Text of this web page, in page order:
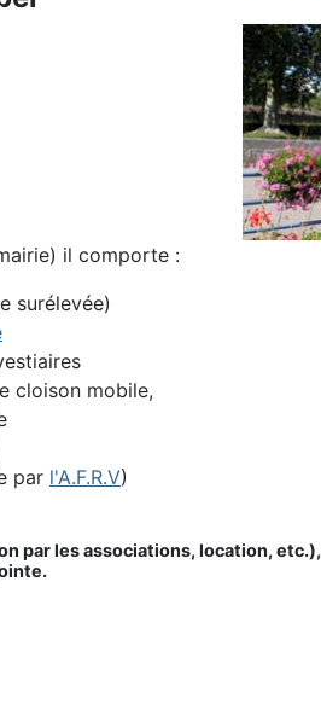
il comporte :
surélevée)
cloison mobile,
par l'A.F.R.V)
par les associations, location, etc.),